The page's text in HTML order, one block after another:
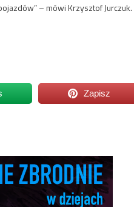
– mówi Krzysztof Jurczuk.
Zapisz